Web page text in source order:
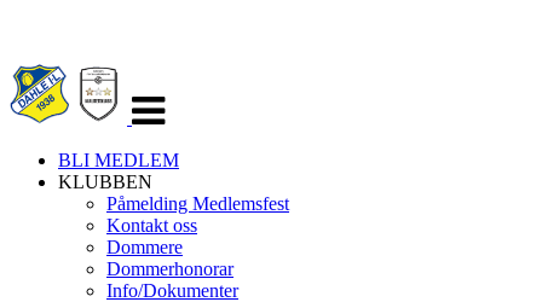
navigasjon
BLI MEDLEM
KLUBBEN
Påmelding Medlemsfest
Kontakt oss
Dommere
Dommerhonorar
Info/Dokumenter